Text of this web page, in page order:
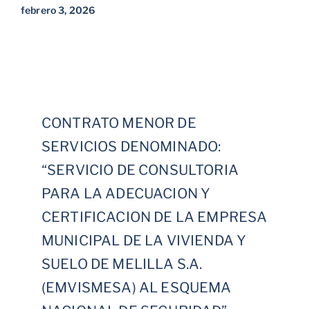
febrero 3, 2026
CONTRATO MENOR DE
SERVICIOS DENOMINADO:
“SERVICIO DE CONSULTORIA
PARA LA ADECUACION Y
CERTIFICACION DE LA EMPRESA
MUNICIPAL DE LA VIVIENDA Y
SUELO DE MELILLA S.A.
(EMVISMESA) AL ESQUEMA